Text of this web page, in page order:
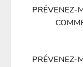
PRÉVENEZ-
PRÉVENEZ-